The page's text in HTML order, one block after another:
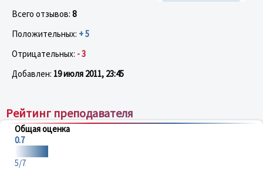
Всего отзывов: 8
Положительных: + 5
Отрицательных: - 3
Добавлен: 19 июля 2011, 23:45
Рейтинг преподавателя
Общая оценка
0.7
5/7